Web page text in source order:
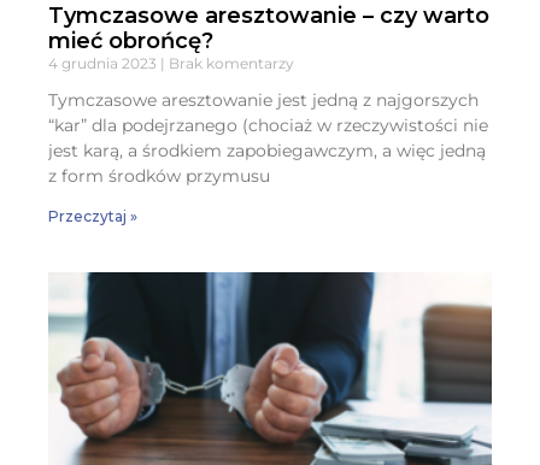
Tymczasowe aresztowanie – czy warto
mieć obrońcę?
4 grudnia 2023 Brak komentarzy
Tymczasowe aresztowanie jest jedną z najgorszych
“kar” dla podejrzanego (chociaż w rzeczywistości nie
jest karą, a środkiem zapobiegawczym, a więc jedną
z form środków przymusu
Przeczytaj »